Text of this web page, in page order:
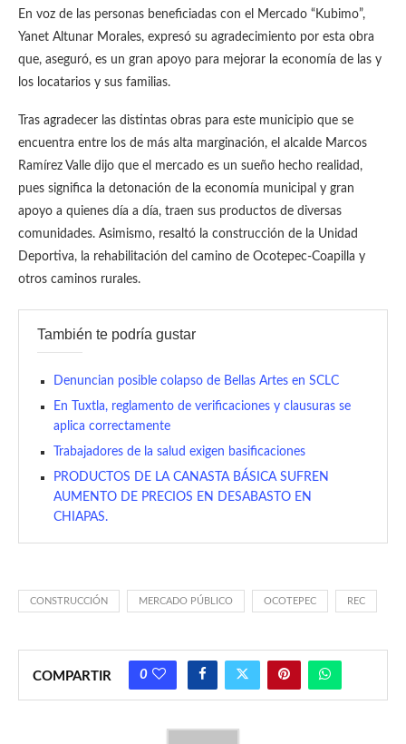
En voz de las personas beneficiadas con el Mercado “Kubimo”,
Yanet Altunar Morales, expresó su agradecimiento por esta obra
que, aseguró, es un gran apoyo para mejorar la economía de las y
los locatarios y sus familias.
Tras agradecer las distintas obras para este municipio que se
encuentra entre los de más alta marginación, el alcalde Marcos
Ramírez Valle dijo que el mercado es un sueño hecho realidad,
pues significa la detonación de la economía municipal y gran
apoyo a quienes día a día, traen sus productos de diversas
comunidades. Asimismo, resaltó la construcción de la Unidad
Deportiva, la rehabilitación del camino de Ocotepec-Coapilla y
otros caminos rurales.
También te podría gustar
Denuncian posible colapso de Bellas Artes en SCLC
En Tuxtla, reglamento de verificaciones y clausuras se
aplica correctamente
Trabajadores de la salud exigen basificaciones
PRODUCTOS DE LA CANASTA BÁSICA SUFREN
AUMENTO DE PRECIOS EN DESABASTO EN
CHIAPAS.
CONSTRUCCIÓN MERCADO PÚBLICO OCOTEPEC REC
COMPARTIR 0